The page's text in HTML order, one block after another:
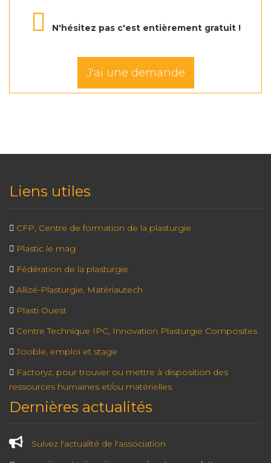
N'hésitez pas c'est entièrement gratuit !
J'ai une demande
Liens utiles
CFP, Centre de formation de la plasturgie
Plastic le mag
Fédération de la plasturgie
Allizé-Plasturgie, Matériautech
Plasti Ouest
Centre Technique IPC, Innovation Plasturgie Composites
Jooble, emploi et stage
Factoryz, pour trouver ou mettre à disposition des
ressources humaines et/ou matérielles
Dernières actualités
Suivez l'actualité de l'association